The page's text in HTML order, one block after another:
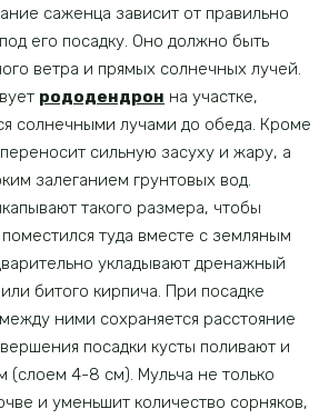
саженца зависит от правильно
его посадку. Оно должно быть
ветра и прямых солнечных лучей.
рододендрон на участке,
солнечными лучами до обеда. Кроме
сильную засуху и жару, а
залеганием грунтовых вод.
такого размера, чтобы
туда вместе с земляным
укладывают дренажный
битого кирпича. При посадке
ними сохраняется расстояние
посадки кусты поливают и
(слоем 4-8 см). Мульча не только
и уменьшит количество сорняков,